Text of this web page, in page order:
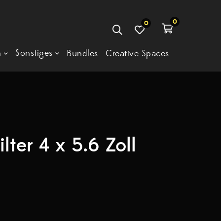
Sonstiges Bundles Creative Spaces
0 0
4 x 5.6 Zoll